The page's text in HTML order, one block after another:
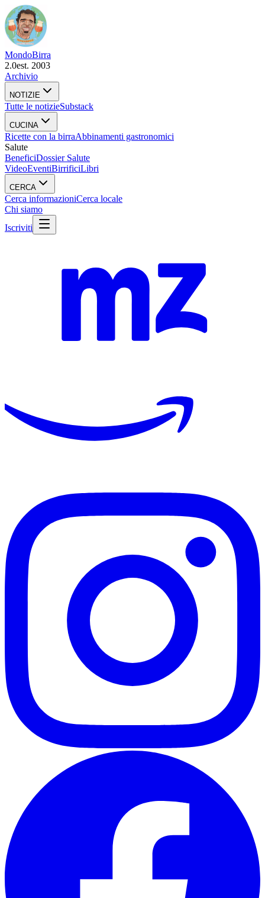
MondoBirra
2.0est. 2003
Archivio
NOTIZIE
Tutte le notizieSubstack
CUCINA
Ricette con la birraAbbinamenti gastronomici
Salute
BeneficiDossier Salute
VideoEventiBirrificiLibri
CERCA
Cerca informazioniCerca locale
Chi siamo
Iscriviti